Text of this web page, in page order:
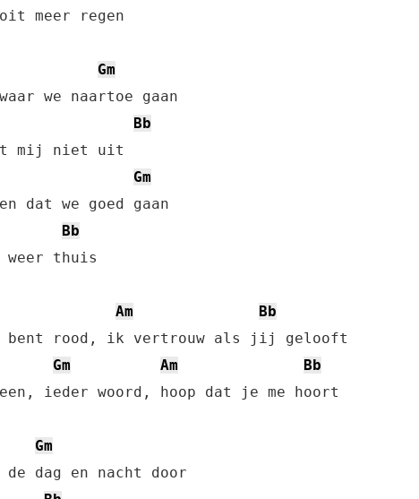
meer regen
Gm
we naartoe gaan
Bb
Gm
Bb
weer thuis
Am
Bb
Gm Am
Bb
ieder woord, hoop dat je me hoort
Gm